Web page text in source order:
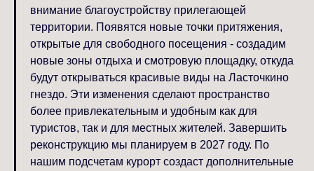
внимание благоустройству прилегающей
территории. Появятся новые точки притяжения,
открытые для свободного посещения - создадим
новые зоны отдыха и смотровую площадку, откуда
будут открываться красивые виды на Ласточкино
гнездо. Эти изменения сделают пространство
более привлекательным и удобным как для
туристов, так и для местных жителей. Завершить
реконструкцию мы планируем в 2027 году. По
нашим подсчетам курорт создаст дополнительные